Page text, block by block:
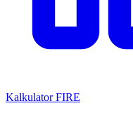
Kalkulator FIRE